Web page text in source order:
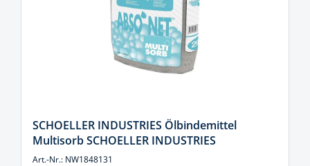
SCHOELLER INDUSTRIES Ölbindemittel
Multisorb SCHOELLER INDUSTRIES
Art.-Nr.: NW1848131